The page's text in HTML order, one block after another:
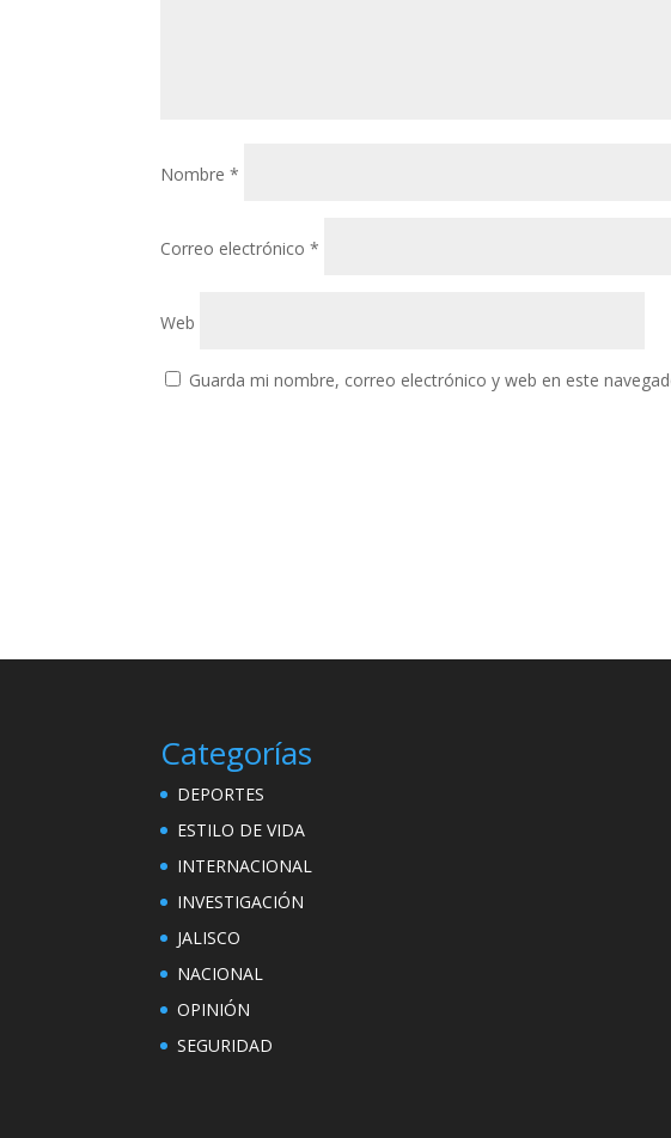
Nombre*
Correo electrónico*
Web
Guarda mi nombre, correo electrónico y web en este
Categorías
DEPORTES
ESTILO DE VIDA
INTERNACIONAL
INVESTIGACIÓN
JALISCO
NACIONAL
OPINIÓN
SEGURIDAD